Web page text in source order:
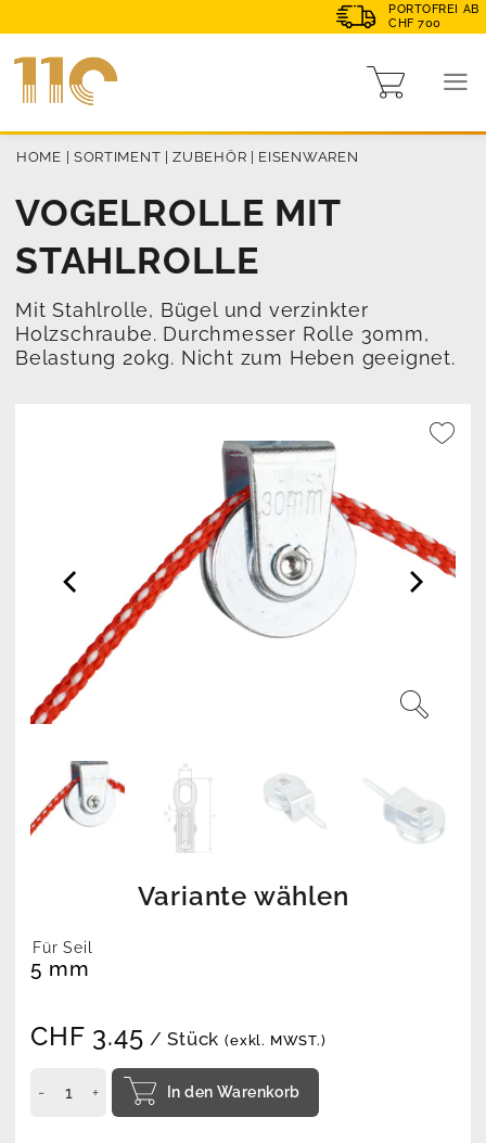
PORTOFREI AB
CHF 700
HOME | SORTIMENT |ZUBEHÖR | EISENWAREN
VOGELROLLE MIT
STAHLROLLE
Mit Stahlrolle, Bügel und verzinkter
Holzschraube. Durchmesser Rolle 30mm,
Belastung 20kg. Nicht zum Heben geeignet.
Variante wählen
Für Seil
5 mm
CHF 3.45 / Stück (exkl. MWST.)
In den Warenkorb